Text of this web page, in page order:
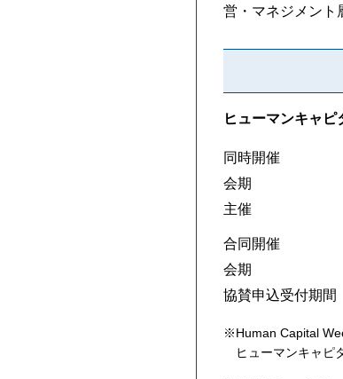
営・マネジメント
ヒューマンキャピ
同時開催
会期
主催
合同開催
会期
協賛申込受付期間
※Human Capital
ヒューマンキャピ